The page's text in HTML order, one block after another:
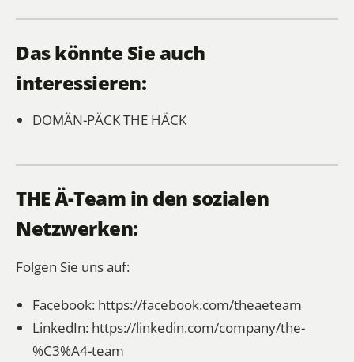
Das könnte Sie auch
interessieren:
DOMÄN-PÄCKTHE HÄCK
THE Ä-Team in den sozialen
Netzwerken:
Folgen Sie uns auf:
Facebook: https://facebook.com/theaeteam
LinkedIn: https://linkedin.com/company/the-
%C3%A4-team